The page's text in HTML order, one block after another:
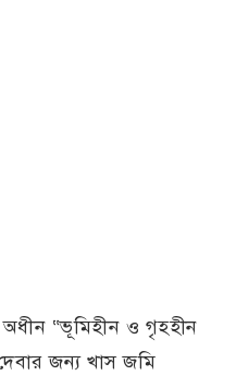
“ভূমিহীন ও গৃহহীন
জন্য খাস জমি